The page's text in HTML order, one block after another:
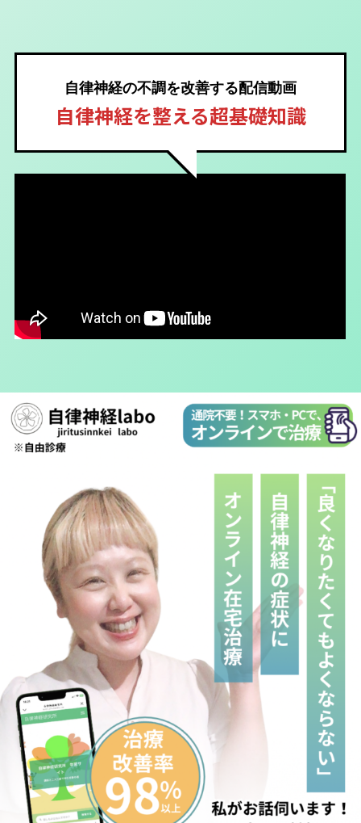
自律神経の不調を改善する配信動画
自律神経を整える超基礎知識